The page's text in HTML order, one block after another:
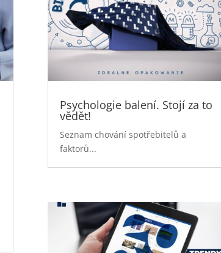
Psychologie balení. Stojí za to
vědět!
Seznam chování spotřebitelů a
faktorů...